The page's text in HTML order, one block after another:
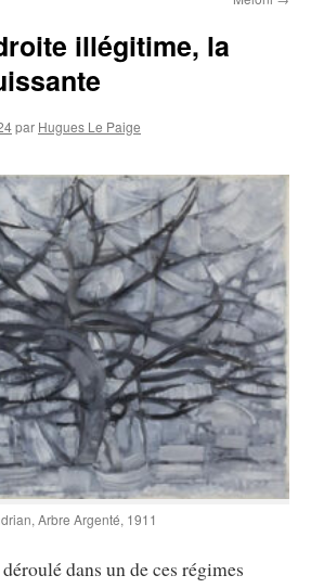
illégitime, la
par Hugues Le Paige
Arbre Argenté, 1911
dans un de ces régimes